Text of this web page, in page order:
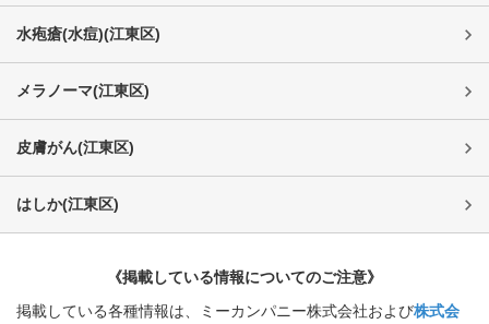
水疱瘡(水痘)(江東区)
メラノーマ(江東区)
皮膚がん(江東区)
はしか(江東区)
《掲載している情報についてのご注意》
掲載している各種情報は、ミーカンパニー株式会社および株式会